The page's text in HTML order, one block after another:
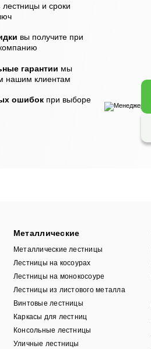
лестницы и сроки
вы получите при
гарантии мы
нашим клиентам
ошибок при выборе
Металлические
Металлические лестницы
Лестницы на косоурах
Лестницы на монокосоуре
Лестницы из листового металла
Винтовые лестницы
Каркасы для лестниц
Консольные лестницы
Уличные лестницы